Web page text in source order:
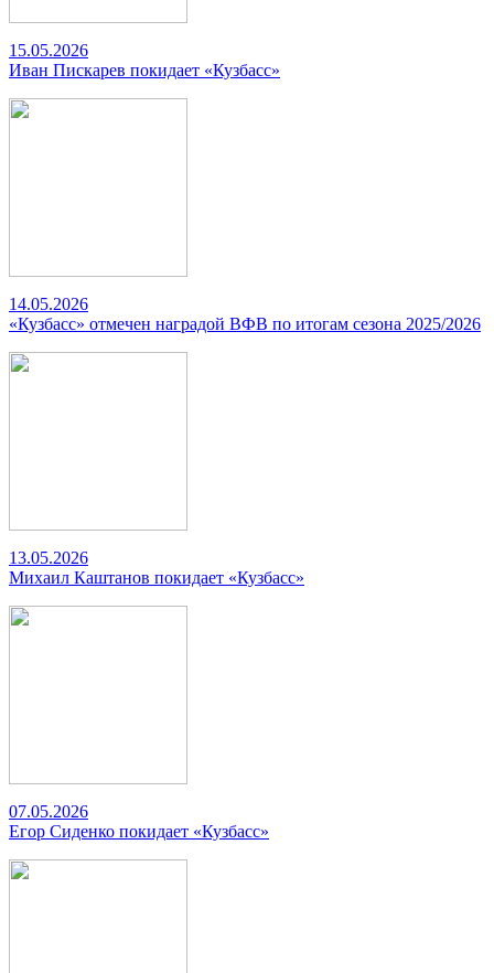
15.05.2026
Иван Пискарев покидает «Кузбасс»
14.05.2026
«Кузбасс» отмечен наградой ВФВ по итогам сезона 2025/2026
13.05.2026
Михаил Каштанов покидает «Кузбасс»
07.05.2026
Егор Сиденко покидает «Кузбасс»